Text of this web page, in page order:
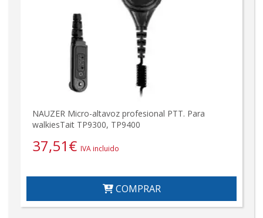
NAUZER Micro-altavoz profesional PTT. Para
walkiesTait TP9300, TP9400
37,51€ IVA incluido
COMPRAR